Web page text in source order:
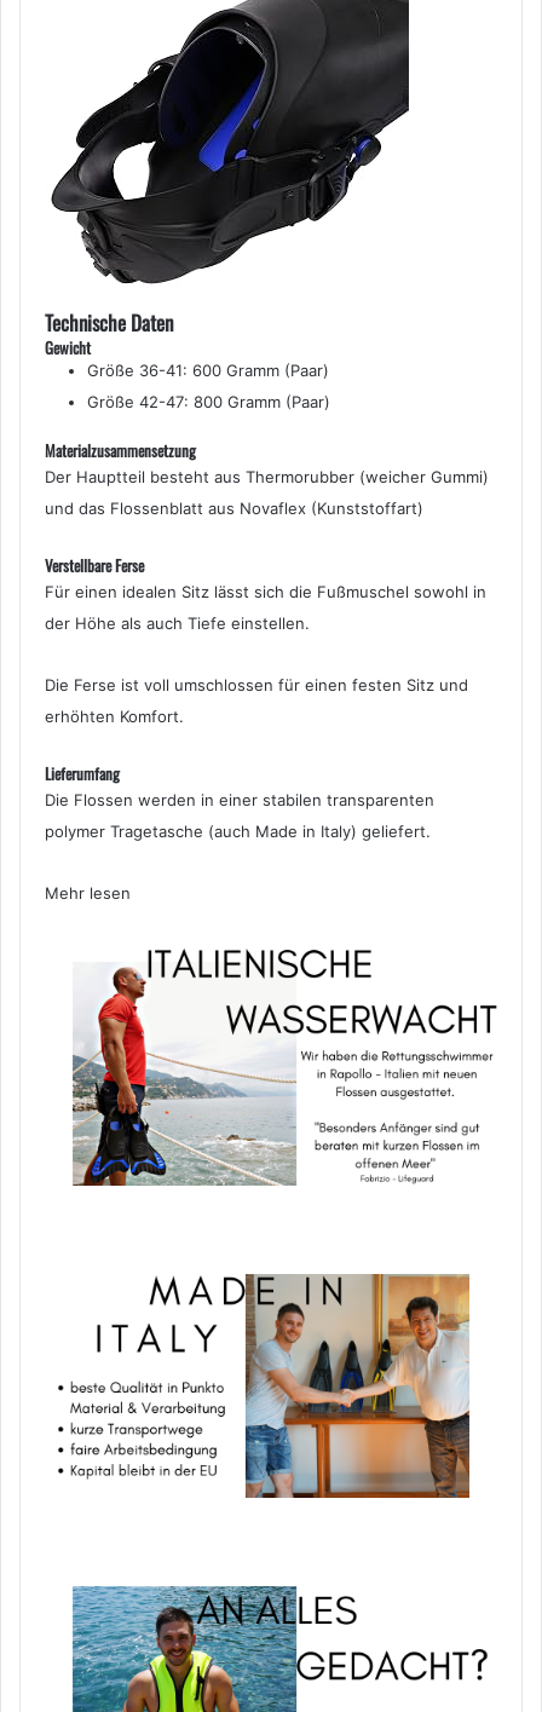
Technische Daten
Gewicht
Größe 36-41: 600 Gramm (Paar)
Größe 42-47: 800 Gramm (Paar)
Materialzusammensetzung
Der Hauptteil besteht aus Thermorubber (weicher Gummi)
und das Flossenblatt aus Novaflex (Kunststoffart)
Verstellbare Ferse
Für einen idealen Sitz lässt sich die Fußmuschel sowohl in
der Höhe als auch Tiefe einstellen.
Die Ferse ist voll umschlossen für einen festen Sitz und
erhöhten Komfort.
Lieferumfang
Die Flossen werden in einer stabilen transparenten
polymer Tragetasche (auch Made in Italy) geliefert.
Mehr lesen